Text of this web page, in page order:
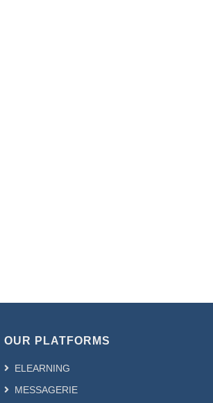
OUR PLATFORMS
ELEARNING
MESSAGERIE